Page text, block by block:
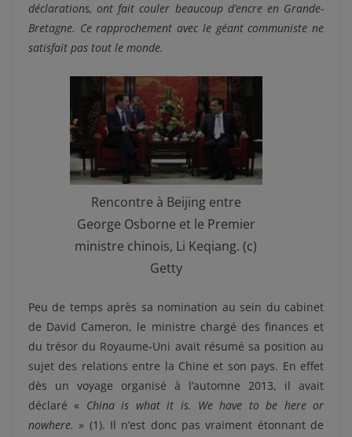
déclarations, ont fait couler beaucoup d’encre en Grande-
Bretagne. Ce rapprochement avec le géant communiste ne
satisfait pas tout le monde.
Rencontre à Beijing entre
George Osborne et le Premier
ministre chinois, Li Keqiang. (c)
Getty
Peu de temps après sa nomination au sein du cabinet
de David Cameron, le ministre chargé des finances et
du trésor du Royaume-Uni avait résumé sa position au
sujet des relations entre la Chine et son pays. En effet
dès un voyage organisé à l’automne 2013, il avait
déclaré « China is what it is. We have to be here or
nowhere. » (1). Il n’est donc pas vraiment étonnant de